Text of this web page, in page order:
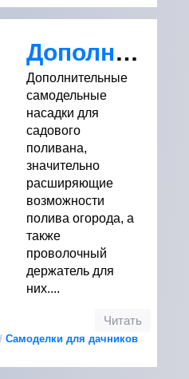
Дополнительные насадки с держателем для садового поливана
Дополнительные
самодельные
насадки для
садового
поливана,
значительно
расширяющие
возможности
полива огорода, а
также
проволочный
держатель для
них....
Читать
/ Самоделки для дачников